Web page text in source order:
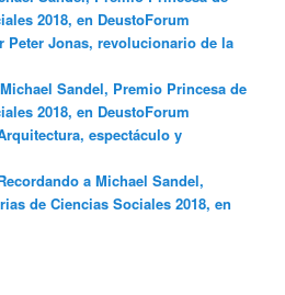
2018, en DeustoForum
Peter Jonas, revolucionario de la
Sandel, Premio Princesa de
2018, en DeustoForum
espectáculo y
a Michael Sandel,
de Ciencias Sociales 2018, en